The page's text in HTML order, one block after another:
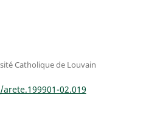
Catholique de Louvain
02.019